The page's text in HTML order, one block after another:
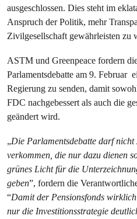
ausgeschlossen. Dies steht im
Anspruch der Politik, mehr
Zivilgesellschaft gewährleisten zu
ASTM und Greenpeace fordern
Parlamentsdebatte am 9. Februar
Regierung zu senden, damit
FDC nachgebessert als auch die
geändert wird.
„Die Parlamentsdebatte darf
verkommen, die nur dazu dienen
grünes Licht für die
geben”, fordern die
“Damit der Pensionsfonds
nur die Investitionsstrategie